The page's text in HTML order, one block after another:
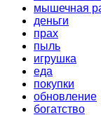
мышечная
деньги
прах
пыль
игрушка
еда
покупки
обновление
богатство